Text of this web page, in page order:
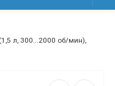
л, 300...2000 об/мин),